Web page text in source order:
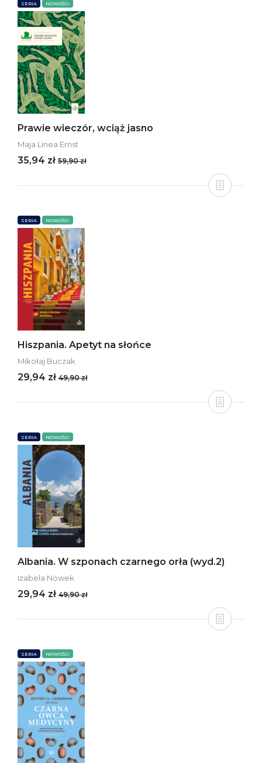
SERIA NOWOŚCI
Prawie wieczór, wciąż jasno
Maja Linea Ernst
35,94 zł 59,90 zł
SERIA NOWOŚCI
Hiszpania. Apetyt na słońce
Mikołaj Buczak
29,94 zł 49,90 zł
SERIA NOWOŚCI
Albania. W szponach czarnego orła (wyd.2)
Izabela Nowek
29,94 zł 49,90 zł
SERIA NOWOŚCI